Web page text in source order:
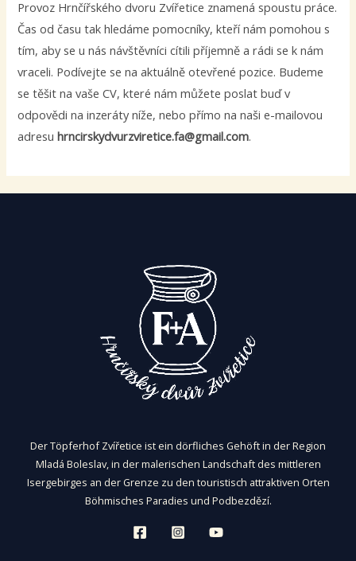
Provoz Hrnčířského dvoru Zvířetice znamená spoustu práce.
Čas od času tak hledáme pomocníky, kteří nám pomohou s
tím, aby se u nás návštěvníci cítili příjemně a rádi se k nám
vraceli. Podívejte se na aktuálně otevřené pozice. Budeme
se těšit na vaše CV, které nám můžete poslat buď v
odpovědi na inzeráty níže, nebo přímo na naši e-mailovou
adresuhrncirskydvurzviretice.fa@gmail.com.
Der Töpferhof Zvířetice ist ein dörfliches Gehöft in der Region
Mladá Boleslav, in der malerischen Landschaft des mittleren
Isergebirges an der Grenze zu den touristisch attraktiven Orten
Böhmisches Paradies und Podbezdězí.